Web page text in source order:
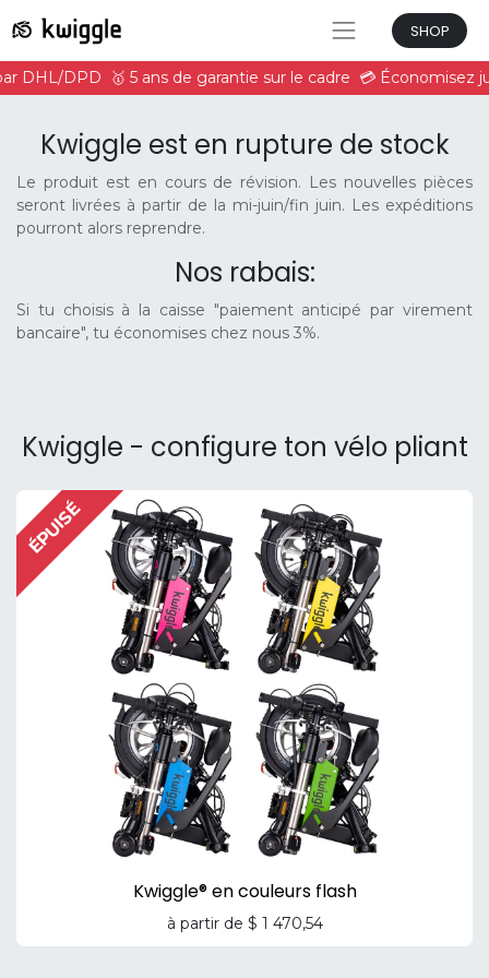
SHOP
DHL/DPD 🥇 5 ans de garantie sur le cadre 💳 Économisez
Kwiggle est en rupture de stock
Le produit est en cours de révision. Les nouvelles pièces
seront livrées à partir de la mi-juin/fin juin. Les expéditions
pourront alors reprendre.
Nos rabais:
Si tu choisis à la caisse "paiement anticipé par virement
bancaire", tu économises chez nous 3%.
Kwiggle - configure ton vélo pliant
Kwiggle® en couleurs flash
à partir de $ 1 470,54
ÉPUISÉ